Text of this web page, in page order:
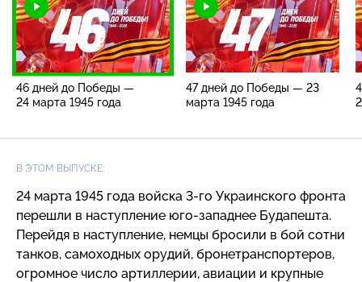
46 дней до Победы —
24 марта 1945 года
47 дней до Победы — 23
марта 1945 года
В ЭТОМ ВЫПУСКЕ:
24 марта 1945 года войска 3-го Украинского фронта
перешли в наступление юго-западнее Будапешта.
Перейдя в наступление, немцы бросили в бой сотни
танков, самоходных орудий, бронетранспортеров,
огромное число артиллерии, авиации и крупные